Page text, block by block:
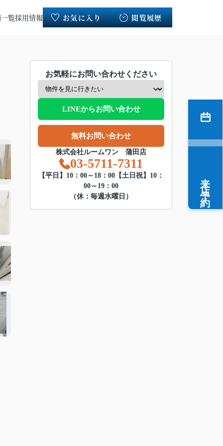
覧採用情報 お気に入り 閲覧履歴
お気軽にお問い合わせください
LINEからお問い合わせ
無料お問い合わせ
株式会社ルームワン 蒲田店
03-5711-7311
【平日】10：00～18：00【土日祝】10：
00～19：00
（休：毎週水曜日）
来店予約